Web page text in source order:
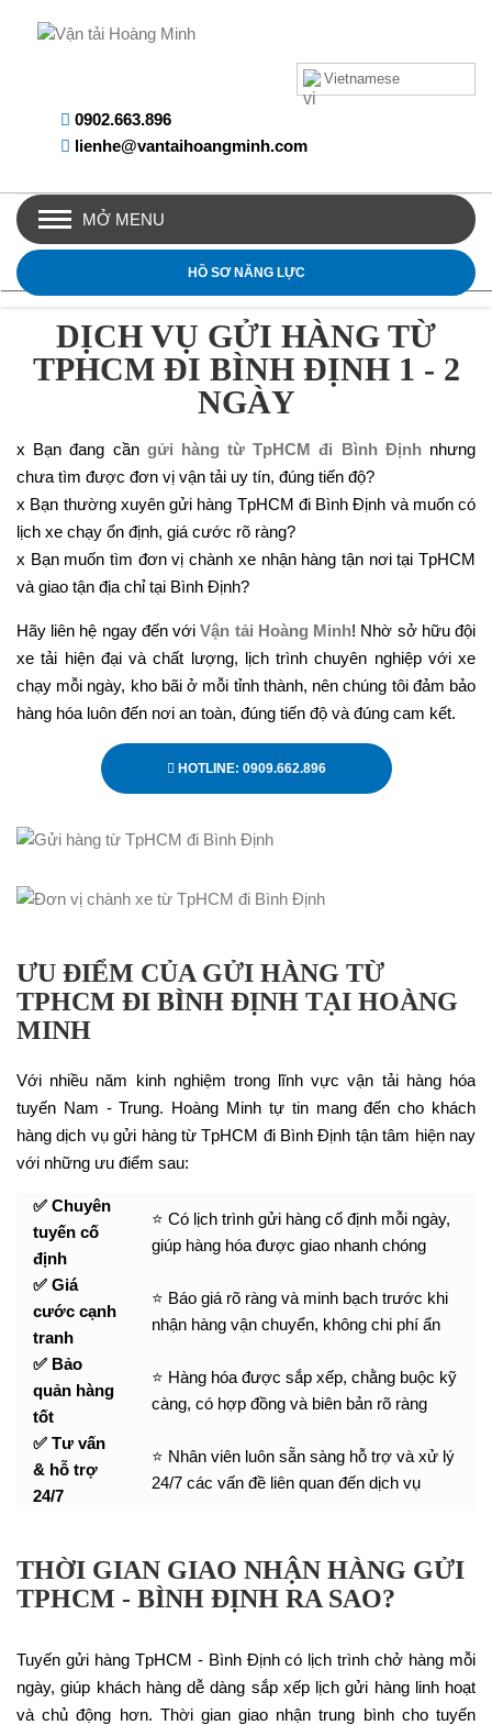
Vietnamese
0902.663.896
lienhe@vantaihoangminh.com
MỞ MENU
HỒ SƠ NĂNG LỰC
DỊCH VỤ GỬI HÀNG TỪ
TPHCM ĐI BÌNH ĐỊNH 1 - 2
NGÀY
x Bạn đang cần gửi hàng từ TpHCM đi Bình Địnhnhưng
chưa tìm được đơn vị vận tải uy tín, đúng tiến độ?
x Bạn thường xuyên gửi hàng TpHCM đi Bình Định và muốn có
lịch xe chạy ổn định, giá cước rõ ràng?
x Bạn muốn tìm đơn vị chành xe nhận hàng tận nơi tại TpHCM
và giao tận địa chỉ tại Bình Định?
Hãy liên hệ ngay đến vớiVận tải Hoàng Minh! Nhờ sở hữu đội
xe tải hiện đại và chất lượng, lịch trình chuyên nghiệp với xe
chạy mỗi ngày, kho bãi ở mỗi tỉnh thành, nên chúng tôi đảm bảo
hàng hóa luôn đến nơi an toàn, đúng tiến độ và đúng cam kết.
HOTLINE: 0909.662.896
ƯU ĐIỂM CỦA GỬI HÀNG TỪ
TPHCM ĐI BÌNH ĐỊNH TẠI HOÀNG
MINH
Với nhiều năm kinh nghiệm trong lĩnh vực vận tải hàng hóa
tuyến Nam - Trung. Hoàng Minh tự tin mang đến cho khách
hàng dịch vụ gửi hàng từ TpHCM đi Bình Định tận tâm hiện nay
với những ưu điểm sau:
✅ Chuyên
tuyến cố
định
⭐ Có lịch trình gửi hàng cố định mỗi ngày,
giúp hàng hóa được giao nhanh chóng
✅ Giá
cước cạnh
tranh
⭐ Báo giá rõ ràng và minh bạch trước khi
nhận hàng vận chuyển, không chi phí ẩn
✅ Bảo
quản hàng
tốt
⭐ Hàng hóa được sắp xếp, chằng buộc kỹ
càng, có hợp đồng và biên bản rõ ràng
✅ Tư vấn
& hỗ trợ
24/7
⭐ Nhân viên luôn sẵn sàng hỗ trợ và xử lý
24/7 các vấn đề liên quan đến dịch vụ
THỜI GIAN GIAO NHẬN HÀNG GỬI
TPHCM - BÌNH ĐỊNH RA SAO?
Tuyến gửi hàng TpHCM - Bình Định có lịch trình chở hàng mỗi
ngày, giúp khách hàng dễ dàng sắp xếp lịch gửi hàng linh hoạt
và chủ động hơn. Thời gian giao nhận trung bình cho tuyến